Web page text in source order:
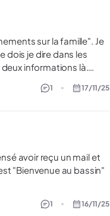
dois je dire dans les
informations là.
1 17/11/25
1 16/11/25